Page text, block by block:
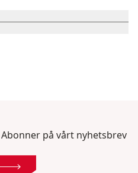
på vårt nyhetsbrev